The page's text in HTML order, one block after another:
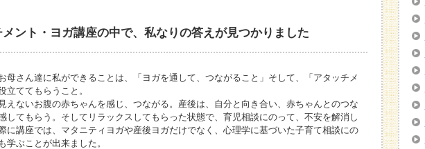
ント・ヨガ講座の中で、私なりの答えが見つかりました
母さん達に私ができることは、「ヨガを通して、つながること」そして、「アタッチメ
立ててもらうこと。
えないお腹の赤ちゃんを感じ、つながる。産後は、自分と向き合い、赤ちゃんとのつな
してもらう。そしてリラックスしてもらった状態で、育児相談にのって、不安を解消し
に講座では、マタニティヨガや産後ヨガだけでなく、心理学に基づいた子育て相談にの
学ぶことが出来ました。